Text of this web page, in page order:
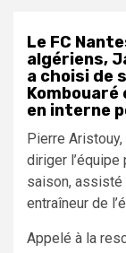
Le FC
algériens,
a choisi de
en interne
Pierre
diriger
saison, assisté
entraîneur de
Appelé à la